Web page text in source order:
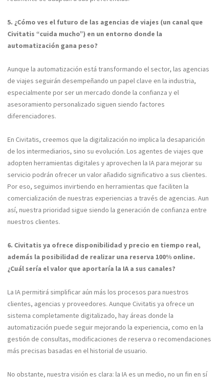
5. ¿Cómo ves el futuro de las agencias de viajes (un canal que
Civitatis “cuida mucho”) en un entorno donde la
automatización gana peso?
Aunque la automatización está transformando el sector, las agencias
de viajes seguirán desempeñando un papel clave en la industria,
especialmente por ser un mercado donde la confianza y el
asesoramiento personalizado siguen siendo factores
diferenciadores.
En Civitatis, creemos que la digitalización no implica la desaparición
de los intermediarios, sino su evolución. Los agentes de viajes que
adopten herramientas digitales y aprovechen la IA para mejorar su
servicio podrán ofrecer un valor añadido significativo a sus clientes.
Por eso, seguimos invirtiendo en herramientas que faciliten la
comercialización de nuestras experiencias a través de agencias. Aun
así, nuestra prioridad sigue siendo la generación de confianza entre
nuestros clientes.
6. Civitatis ya ofrece disponibilidad y precio en tiempo real,
además la posibilidad de realizar una reserva 100% online.
¿Cuál sería el valor que aportaría la IA a sus canales?
La IA permitirá simplificar aún más los procesos para nuestros
clientes, agencias y proveedores. Aunque Civitatis ya ofrece un
sistema completamente digitalizado, hay áreas donde la
automatización puede seguir mejorando la experiencia, como en la
gestión de consultas, modificaciones de reserva o recomendaciones
más precisas basadas en el historial de usuario.
No obstante, nuestra visión es clara: la IA es un medio, no un fin en sí